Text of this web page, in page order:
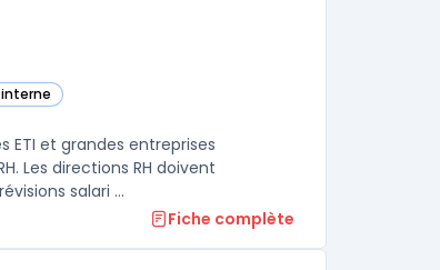
ETI et grandes entreprises
Les directions RH doivent
salari ...
Fiche complète